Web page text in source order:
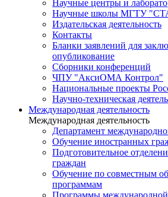
Научные центры и
Научные школы МГТУ
Издательская деятельность
Контакты
Бланки заявлений для
опубликование
Сборники конференций
ЧПУ "АксиОМА Контрол"
Национальные проекты
Научно-техническая
Международная деятельность
Международная деятельность
Департамент
Обучение иностранных
Подготовительное
граждан
Обучение по совместным
программам
Программы международной